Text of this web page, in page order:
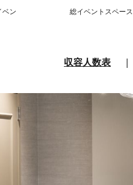
ベン
総イベントスペース
収容人数表